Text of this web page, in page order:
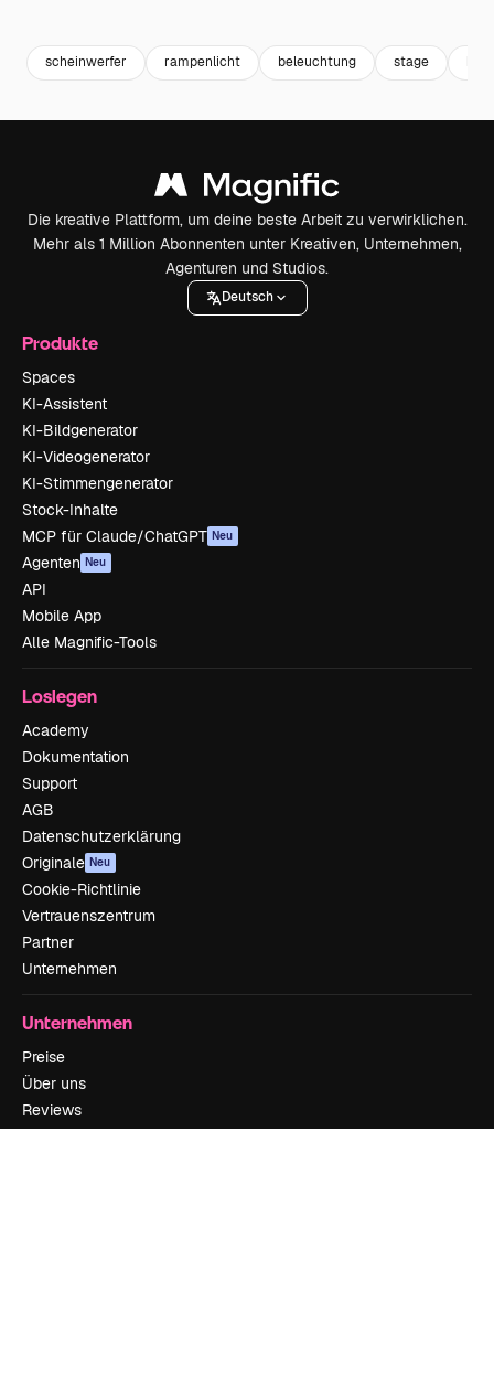
scheinwerfer rampenlicht beleuchtung stage
Die kreative Plattform, um deine beste Arbeit zu verwirklichen.
Mehr als 1 Million Abonnenten unter Kreativen, Unternehmen,
Agenturen und Studios.
Deutsch
Produkte
Spaces
KI-Assistent
KI-Bildgenerator
KI-Videogenerator
KI-Stimmengenerator
Stock-Inhalte
MCP für Claude/ChatGPT Neu
Agenten Neu
API
Mobile App
Alle Magnific-Tools
Loslegen
Academy
Dokumentation
Support
AGB
Datenschutzerklärung
Originale Neu
Cookie-Richtlinie
Vertrauenszentrum
Partner
Unternehmen
Unternehmen
Preise
Über uns
Reviews